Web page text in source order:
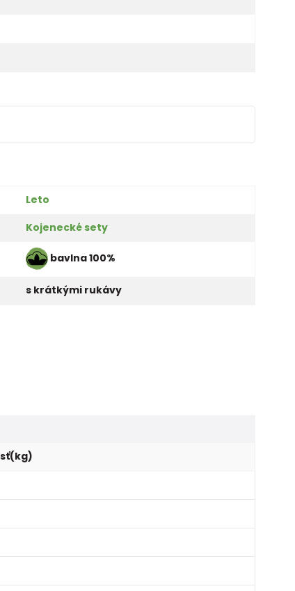
Leto
Kojenecké sety
bavlna 100%
s krátkými rukávy